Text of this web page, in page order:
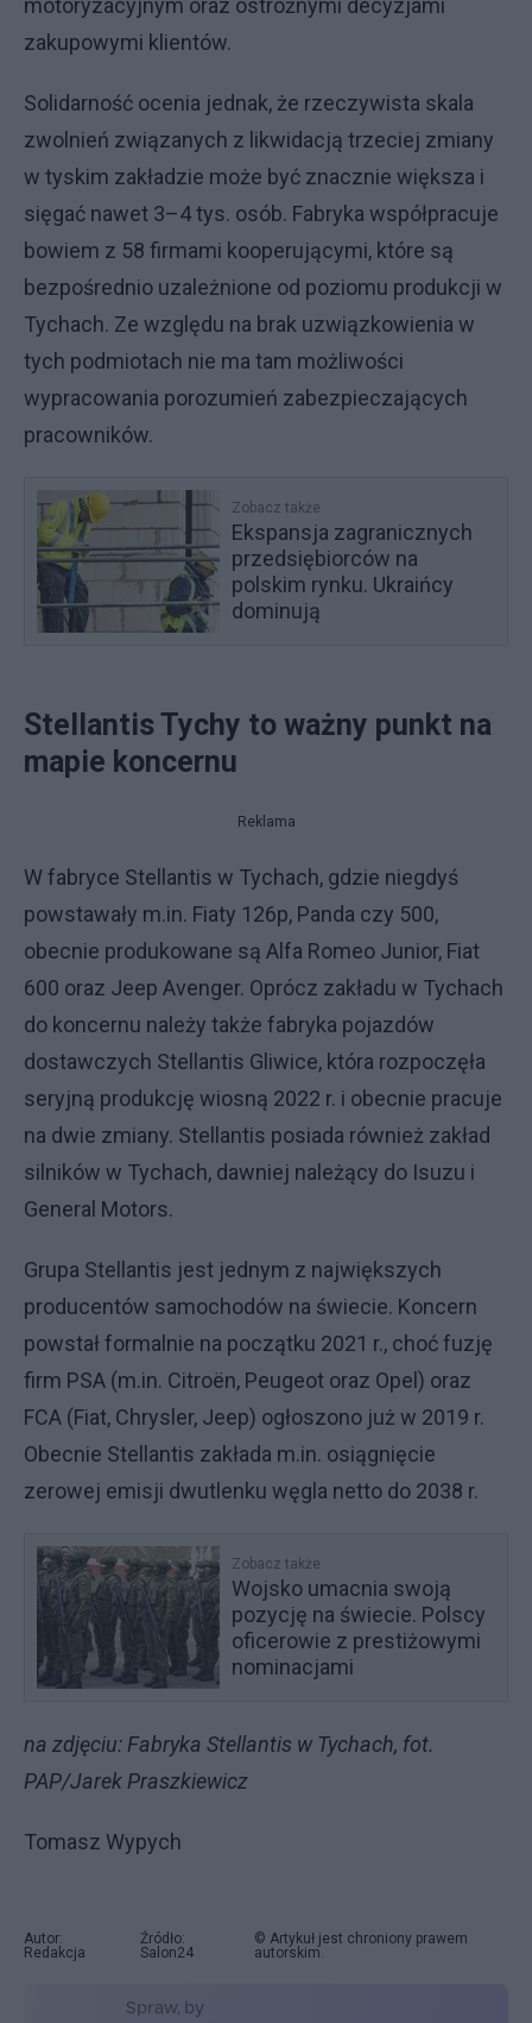
zakupowymi klientów.
Solidarność ocenia jednak, że rzeczywista skala
zwolnień związanych z likwidacją trzeciej zmiany
w tyskim zakładzie może być znacznie większa i
sięgać nawet 3–4 tys. osób. Fabryka współpracuje
bowiem z 58 firmami kooperującymi, które są
bezpośrednio uzależnione od poziomu produkcji w
Tychach. Ze względu na brak uzwiązkowienia w
tych podmiotach nie ma tam możliwości
wypracowania porozumień zabezpieczających
pracowników.
Zobacz także
Ekspansja zagranicznych
przedsiębiorców na
polskim rynku. Ukraińcy
dominują
Stellantis Tychy to ważny punkt na
mapie koncernu
Reklama
W fabryce Stellantis w Tychach, gdzie niegdyś
powstawały m.in. Fiaty 126p, Panda czy 500,
obecnie produkowane są Alfa Romeo Junior, Fiat
600 oraz Jeep Avenger. Oprócz zakładu w Tychach
do koncernu należy także fabryka pojazdów
dostawczych Stellantis Gliwice, która rozpoczęła
seryjną produkcję wiosną 2022 r. i obecnie pracuje
na dwie zmiany. Stellantis posiada również zakład
silników w Tychach, dawniej należący do Isuzu i
General Motors.
Grupa Stellantis jest jednym z największych
producentów samochodów na świecie. Koncern
powstał formalnie na początku 2021 r., choć fuzję
firm PSA (m.in. Citroën, Peugeot oraz Opel) oraz
FCA (Fiat, Chrysler, Jeep) ogłoszono już w 2019 r.
Obecnie Stellantis zakłada m.in. osiągnięcie
zerowej emisji dwutlenku węgla netto do 2038 r.
Zobacz także
Wojsko umacnia swoją
pozycję na świecie. Polscy
oficerowie z prestiżowymi
nominacjami
na zdjęciu: Fabryka Stellantis w Tychach, fot.
PAP/Jarek Praszkiewicz
Tomasz Wypych
Autor:
Redakcja
Źródło:
Salon24
© Artykuł jest chroniony prawem
autorskim.